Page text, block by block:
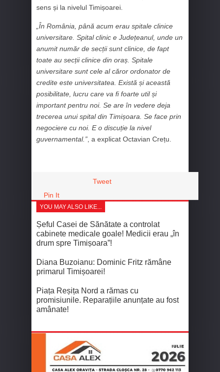
sens și la nivelul Timișoarei.
„În România, până acum erau spitale clinice
universitare. Spital clinic e Județeanul, unde un
anumit număr de secții sunt clinice, de fapt
toate au secții clinice din oraș. Spitale
universitare sunt cele al căror ordonator de
credite este universitatea. Există și această
posibilitate, lucru care va fi foarte util și
important pentru noi. Se are în vedere deja
trecerea unui spital din Timișoara. Se face prin
negociere cu noi. E o discuție la nivel
guvernamental.” , a explicat Octavian Crețu.
Tweet
Pin It
YOU MAY ALSO LIKE...
Șeful Casei de Sănătate a controlat
cabinete medicale goale! Medicii erau „în
drum spre Timișoara”!
Diana Buzoianu: Dominic Fritz rămâne
primarul Timișoarei!
Piața Reșița Nord a rămas cu
promisiunile. Reparațiile anunțate au fost
amânate!